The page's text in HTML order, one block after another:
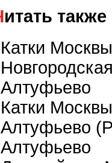
Читать также
Катки
Алтуфьево
Катки
Алтуфьево
Алтуфьево